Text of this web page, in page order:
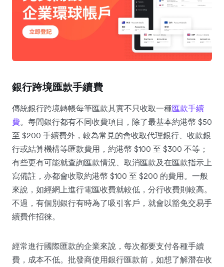
銀行跨境匯款手續費
傳統銀行跨境轉帳每筆匯款其實不只收取一種匯款手續
費。每間銀行都有不同收費項目，除了最基本約港幣 $50
至 $200 手續費外，較為常見的會收取代理銀行、收款銀
行或結算機構等匯款費用，約港幣 $100 至 $300 不等；
有些更有可能就查詢匯款情況、取消匯款及在匯款指示上
寫備註，亦都會收取約港幣 $100 至 $200 的費用。一般
來說，如經網上進行電匯收費就較低，分行收費則較高。
不過，有個別銀行有時為了吸引客戶，就會以豁免交易手
續費作招徠。
經常進行國際匯款的企業來說，每次都要支付各種手續
費，成本不低。批發商使用銀行匯款前，如想了解潛在收